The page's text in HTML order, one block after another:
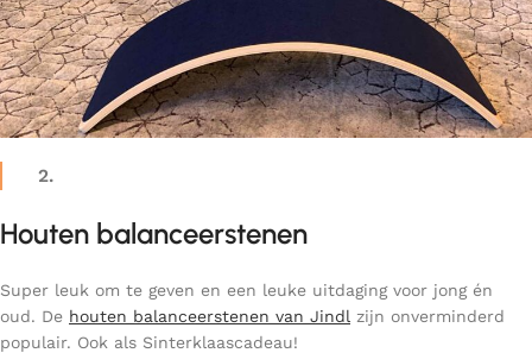
2.
Houten balanceerstenen
Super leuk om te geven en een leuke uitdaging voor jong én
oud. De houten balanceerstenen van Jindl zijn onverminderd
populair. Ook als Sinterklaascadeau!